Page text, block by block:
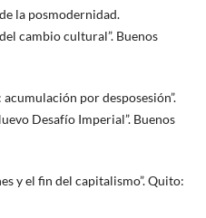
la posmodernidad.
cambio cultural”. Buenos
por desposesión”.
Desafío Imperial”. Buenos
y el fin del capitalismo”. Quito: